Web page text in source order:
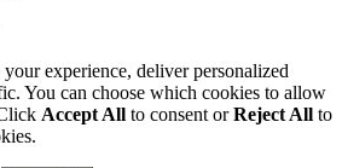
experience, deliver personalized
You can choose which cookies to allow
Accept All to consent orReject All to